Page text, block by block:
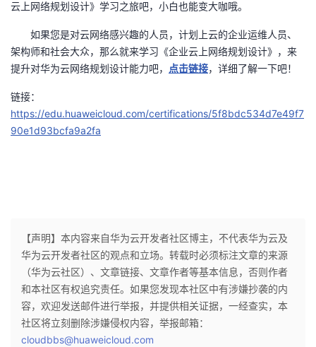
云上网络规划设计》学习之旅吧，小白也能变大咖哦。
如果您是对云网络感兴趣的人员，计划上云的企业运维人员、
架构师和社会大众，那么就来学习《企业云上网络规划设计》，来
提升对华为云网络规划设计能力吧，
点击链接，详细了解一下吧！
链接：
https://edu.huaweicloud.com/certifications/5f8bdc534d7e49f7
90e1d93bcfa9a2fa
【声明】本内容来自华为云开发者社区博主，不代表华为云及
华为云开发者社区的观点和立场。转载时必须标注文章的来源
（华为云社区）、文章链接、文章作者等基本信息，否则作者
和本社区有权追究责任。如果您发现本社区中有涉嫌抄袭的内
容，欢迎发送邮件进行举报，并提供相关证据，一经查实，本
社区将立刻删除涉嫌侵权内容，举报邮箱：
cloudbbs@huaweicloud.com